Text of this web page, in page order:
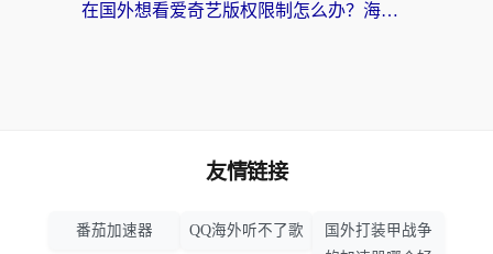
在国外想看爱奇艺版权限制怎么办？海外华人必看的追剧自由指南
友情链接
番茄加速器 QQ海外听不了歌
国外打装甲战争